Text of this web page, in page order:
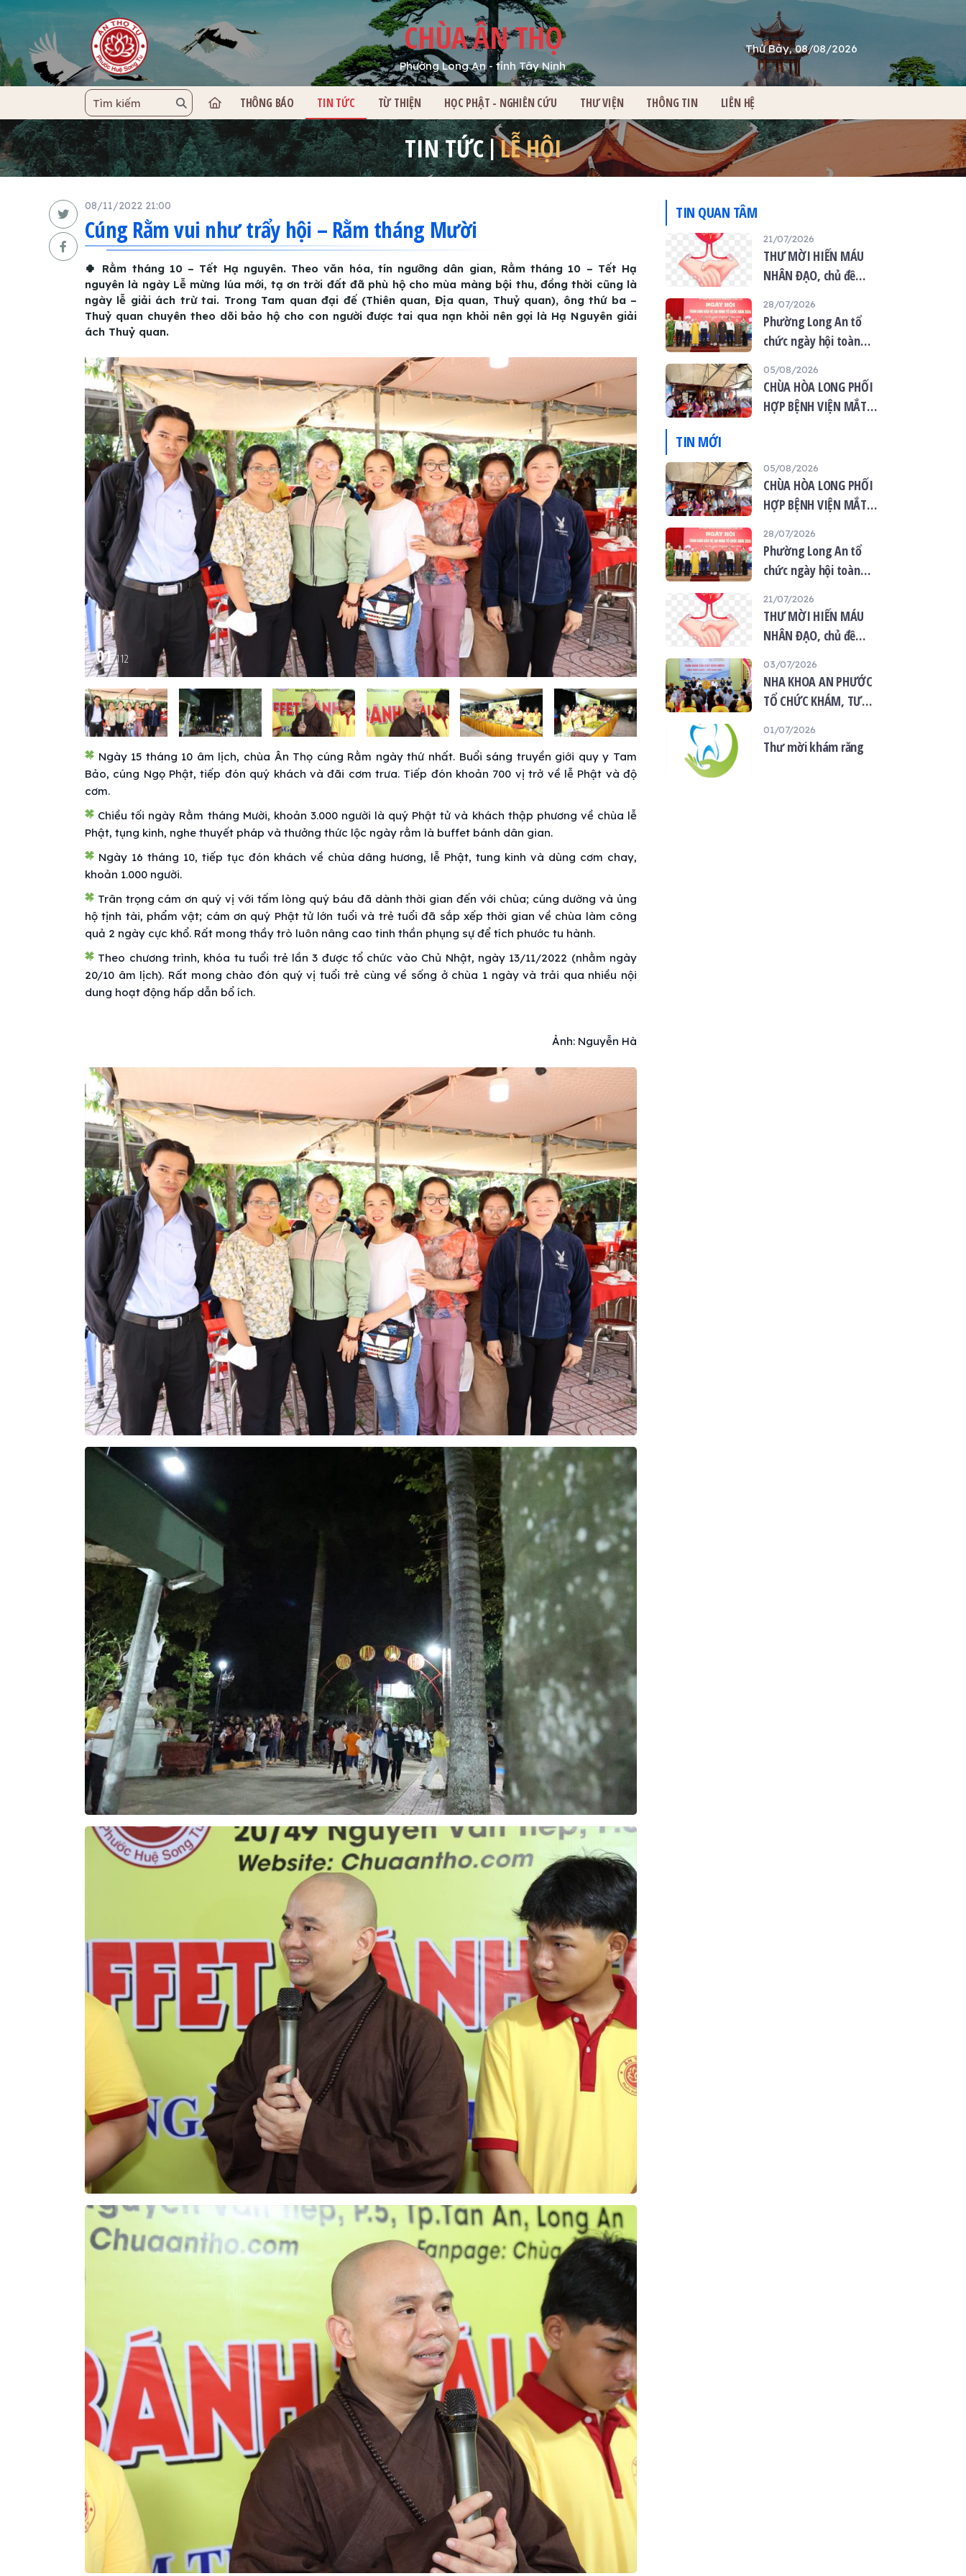
CHÙA ÂN THỌ
Phường Long An - tỉnh Tây Ninh
Thứ Bảy, 08/08/2026
TRANG CHỦ
THÔNG BÁO TIN TỨC TỪ THIỆN HỌC PHẬT - NGHIÊN CỨU THƯ VIỆN THÔNG TIN LIÊN HỆ
TIN TỨC LỄ HỘI
08/11/2022 21:00
Cúng Rằm vui như trẩy hội – Rằm tháng Mười
🍀 Rằm tháng 10 – Tết Hạ nguyên. Theo văn hóa, tín ngưỡng dân gian, Rằm tháng 10 – Tết Hạ
nguyên là ngày Lễ mừng lúa mới, tạ ơn trời đất đã phù hộ cho mùa màng bội thu, đồng thời cũng là
ngày lễ giải ách trừ tai. Trong Tam quan đại đế (Thiên quan, Địa quan, Thuỷ quan), ông thứ ba –
Thuỷ quan chuyên theo dõi bảo hộ cho con người được tai qua nạn khỏi nên gọi là Hạ Nguyên giải
ách Thuỷ quan.
01/112
Ngày 15 tháng 10 âm lịch, chùa Ân Thọ cúng Rằm ngày thứ nhất. Buổi sáng truyền giới quy y Tam
Bảo, cúng Ngọ Phật, tiếp đón quý khách và đãi cơm trưa. Tiếp đón khoản 700 vị trở về lễ Phật và độ
cơm.
Chiều tối ngày Rằm tháng Mười, khoản 3.000 người là quý Phật tử và khách thập phương về chùa lễ
Phật, tụng kinh, nghe thuyết pháp và thưởng thức lộc ngày rằm là buffet bánh dân gian.
Ngày 16 tháng 10, tiếp tục đón khách về chùa dâng hương, lễ Phật, tung kinh và dùng cơm chay,
khoản 1.000 người.
Trân trọng cám ơn quý vị với tấm lòng quý báu đã dành thời gian đến với chùa; cúng dường và ủng
hộ tịnh tài, phẩm vật; cám ơn quý Phật tử lớn tuổi và trẻ tuổi đã sắp xếp thời gian về chùa làm công
quả 2 ngày cực khổ. Rất mong thầy trò luôn nâng cao tinh thần phụng sự để tích phước tu hành.
Theo chương trình, khóa tu tuổi trẻ lần 3 được tổ chức vào Chủ Nhật, ngày 13/11/2022 (nhằm ngày
20/10 âm lịch). Rất mong chào đón quý vị tuổi trẻ cùng về sống ở chùa 1 ngày và trải qua nhiều nội
dung hoạt động hấp dẫn bổ ích.
Ảnh: Nguyễn Hà
TIN QUAN TÂM
21/07/2026
THƯ MỜI HIẾN MÁU
NHÂN ĐẠO, chủ đề
mùa Vu lan”
28/07/2026
Phường Long An tổ
chức ngày hội toàn
quốc năm 2026
05/08/2026
CHÙA HÒA LONG PHỐI
HỢP BỆNH VIỆN MẮT
NGƯỜI DÂN
TIN MỚI
05/08/2026
CHÙA HÒA LONG PHỐI
HỢP BỆNH VIỆN MẮT
MẮT MIỄN PHÍ CHO 120
NGƯỜI DÂN
28/07/2026
Phường Long An tổ
chức ngày hội toàn
quốc năm 2026
21/07/2026
THƯ MỜI HIẾN MÁU
NHÂN ĐẠO, chủ đề
mùa Vu lan”
03/07/2026
NHA KHOA AN PHƯỚC
TỔ CHỨC KHÁM, TƯ
MIỆNG MIỄN PHÍ TẠI
01/07/2026
Thư mời khám răng